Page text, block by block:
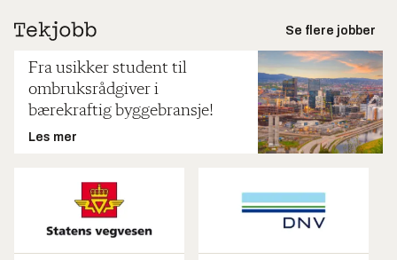
Se flere jobber
Fra usikker student til
ombruksrådgiver i
bærekraftig byggebransje!
Les mer